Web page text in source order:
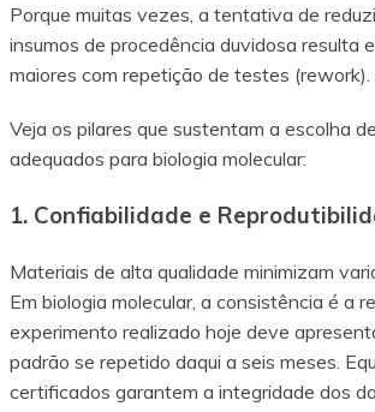
Porque muitas vezes, a tentativa de
insumos de procedência duvidosa resulta
maiores com repetição de testes (rework).
Veja os pilares que sustentam a escolha
adequados para biologia molecular:
1. Confiabilidade e
Materiais de alta qualidade minimizam
Em biologia molecular, a consistência é a
experimento realizado hoje deve
padrão se repetido daqui a seis meses.
certificados garantem a integridade dos